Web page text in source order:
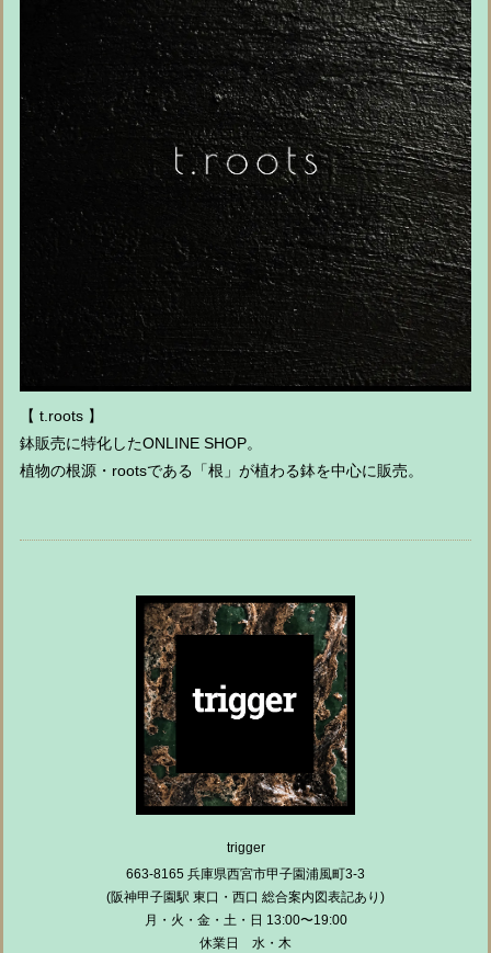
【 t.roots 】
鉢販売に特化したONLINE SHOP。
植物の根源・rootsである「根」が植わる鉢を中心に販売。
trigger
663-8165 兵庫県西宮市甲子園浦風町3-3
(阪神甲子園駅 東口・西口 総合案内図表記あり)
月・火・金・土・日 13:00〜19:00
休業日 水・木